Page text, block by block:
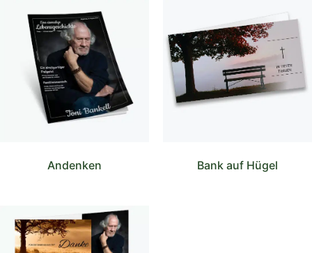
Andenken Bank auf Hügel